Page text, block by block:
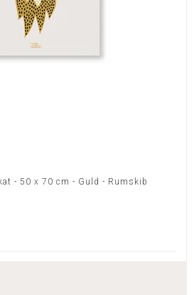
- 50 x 70 cm - Guld - Rumskib